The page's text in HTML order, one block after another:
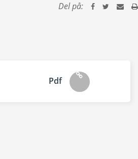
Del på:
Pdf